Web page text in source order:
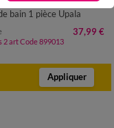
52
bain 1 pièce Upala
37,99 €
2 art Code 899013
Appliquer